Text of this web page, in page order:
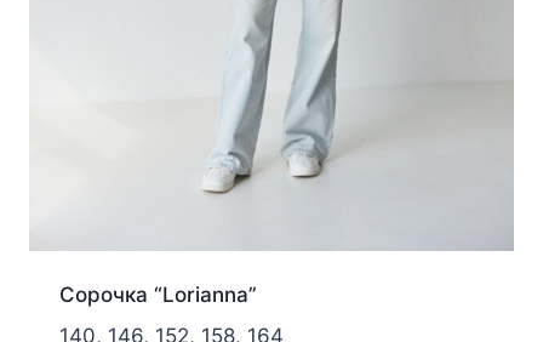
Сорочка “Lorianna”
140, 146, 152, 158, 164